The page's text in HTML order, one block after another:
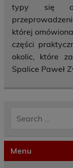
typy się
której
części
okolic, które
Spalice Paweł
Menu